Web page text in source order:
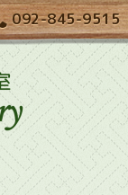
092-845-9515